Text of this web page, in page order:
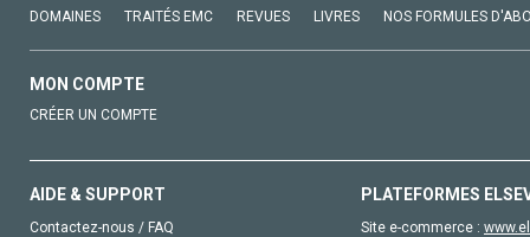
DOMAINES TRAITÉS EMC REVUES LIVRES NOS FORMULES
MON COMPTE
CRÉER UN COMPTE
AIDE & SUPPORT
Contactez-nous / FAQ
PLATEFORMES
Site e-commerce :